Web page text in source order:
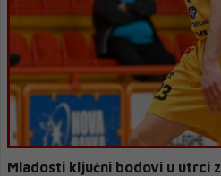
Mladosti ključni bodovi u utrci